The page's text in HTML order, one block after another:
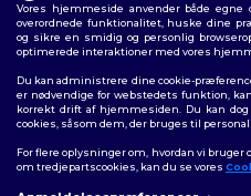
2026. Alle
Vilkår og Betingelser|Tilpasset
cookies|Sitemap
Vores hjemmeside anvender både
overordnede funktionalitet, huske dine
og sikre en smidig og personlig
optimerede interaktioner med vores
Du kan administrere dine cookie-
er nødvendige for webstedets funktion,
korrekt drift af hjemmesiden. Du kan
cookies, såsom dem, der bruges til
For flere oplysninger om, hvordan vi bruger
om tredjepartscookies, kan du se vores